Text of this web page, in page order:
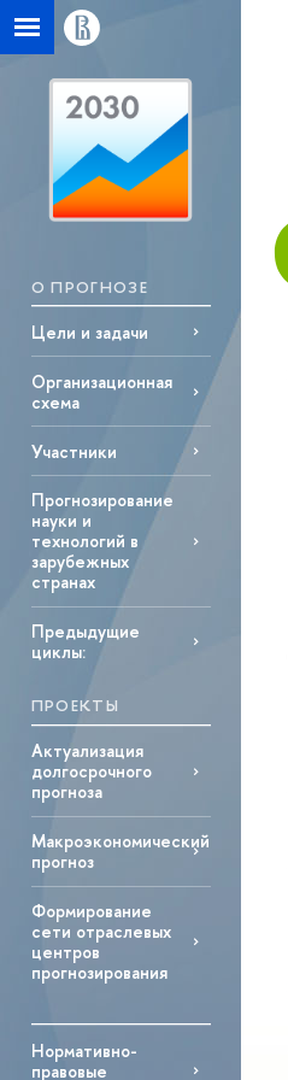
О ПРОГНОЗЕ
Цели и задачи
Организационная
схема
Участники
Прогнозирование
науки и
технологий в
зарубежных
странах
Предыдущие
циклы:
ПРОЕКТЫ
Актуализация
долгосрочного
прогноза
Макроэкономический
прогноз
Формирование
сети отраслевых
центров
прогнозирования
Нормативно-
правовые